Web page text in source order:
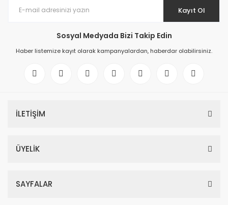
Kayıt Ol
Sosyal Medyada Bizi Takip Edin
Haber listemize kayıt olarak kampanyalardan, haberdar olabilirsiniz.
İLETİŞİM
ÜYELİK
SAYFALAR